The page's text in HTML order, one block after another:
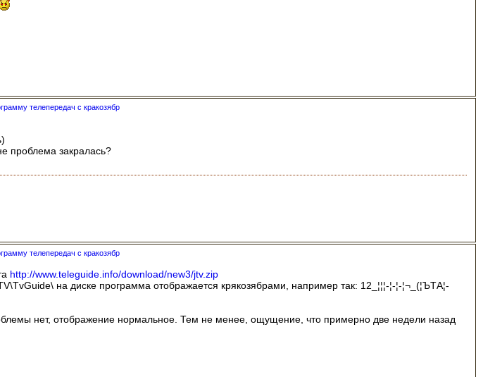
телепередач с кракозябр
проблема закралась?
телепередач с кракозябр
http://www.teleguide.info/download/new3/jtv.zip
на диске программа отображается крякозябрами, например так: 12_¦¦¦-¦-¦-¦¬_(¦ЪTА¦-
нет, отображение нормальное. Тем не менее, ощущение, что примерно две недели назад